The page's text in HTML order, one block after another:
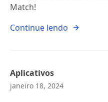
Match!
Continue lendo
Aplicativos
janeiro 18, 2024